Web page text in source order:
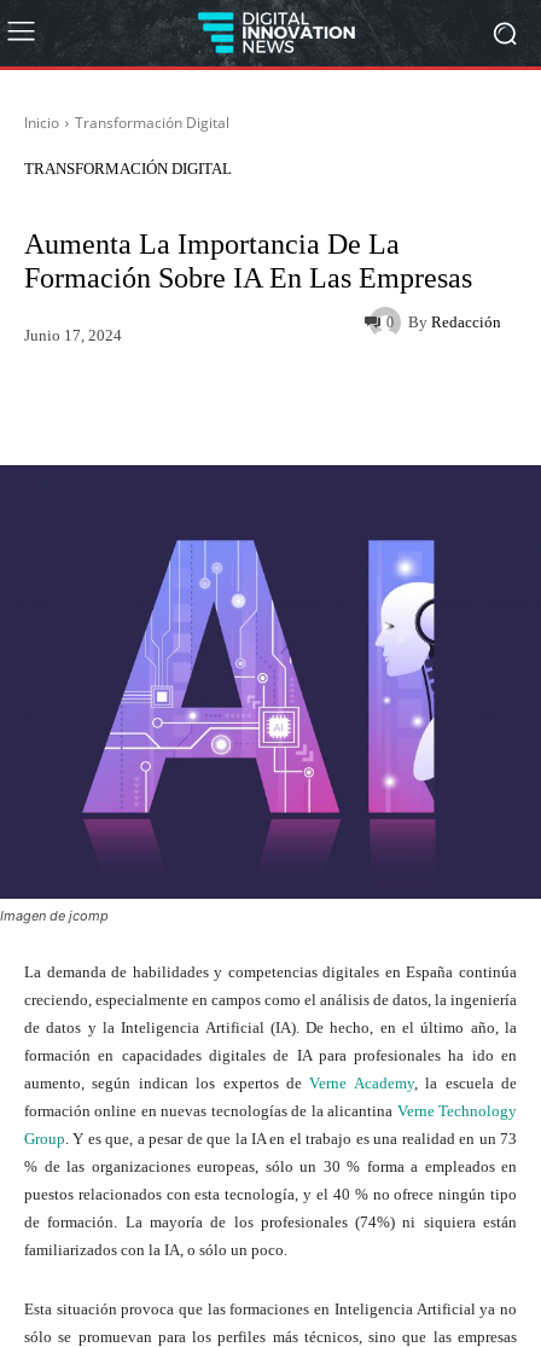
Inicio Transformación Digital
TRANSFORMACIÓN DIGITAL
Aumenta La Importancia De La
Formación Sobre IA En Las Empresas
By Redacción
Junio 17, 2024
0
Imagen de jcomp
La demanda de habilidades y competencias digitales en España continúa
creciendo, especialmente en campos como el análisis de datos, la ingeniería
de datos y la Inteligencia Artificial (IA). De hecho, en el último año, la
formación en capacidades digitales de IA para profesionales ha ido en
aumento, según indican los expertos deVerne Academy, la escuela de
formación online en nuevas tecnologías de la alicantina Verne Technology
Group . Y es que, a pesar de que la IA en el trabajo es una realidad en un 73
% de las organizaciones europeas, sólo un 30 % forma a empleados en
puestos relacionados con esta tecnología, y el 40 % no ofrece ningún tipo
de formación. La mayoría de los profesionales (74%) ni siquiera están
familiarizados con la IA, o sólo un poco.
Esta situación provoca que las formaciones en Inteligencia Artificial ya no
sólo se promuevan para los perfiles más técnicos, sino que las empresas